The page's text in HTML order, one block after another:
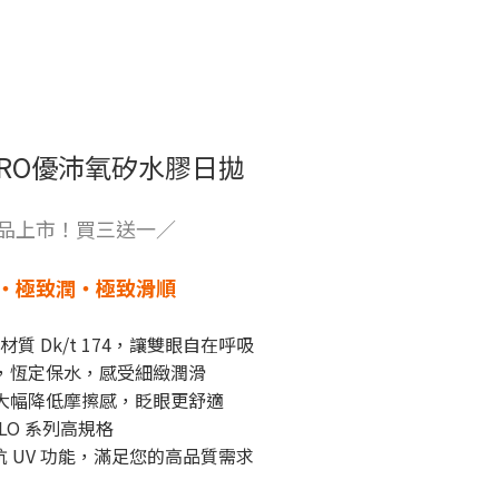
優沛氧矽水膠日拋
上市！買三送一／
極致潤・極致滑順
質 Dk/t 174，讓雙眼自在呼吸
恆定保水，感受細緻潤滑
幅降低摩擦感，眨眼更舒適
系列高規格
UV 功能，滿足您的高品質需求